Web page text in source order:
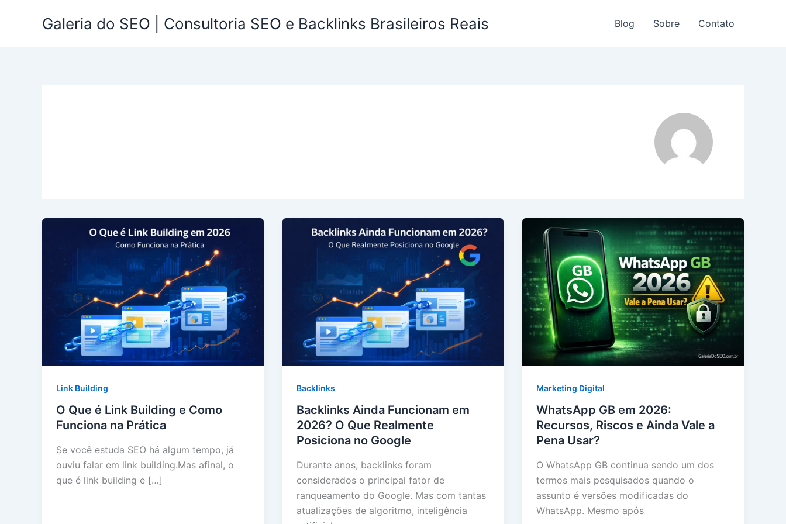
Galeria do SEO | Consultoria SEO e Backlinks Brasileiros Reais Blog Sobre Contato
Link Building
O Que é Link Building e Como
Funciona na Prática
Se você estuda SEO há algum tempo, já
ouviu falar em link building.Mas afinal, o
que é link building e […]
Backlinks
Backlinks Ainda Funcionam em
2026? O Que Realmente
Posiciona no Google
Durante anos, backlinks foram
considerados o principal fator de
ranqueamento do Google. Mas com tantas
atualizações de algoritmo, inteligência
Marketing Digital
WhatsApp GB em 2026:
Recursos, Riscos e Ainda Vale a
Pena Usar?
O WhatsApp GB continua sendo um dos
termos mais pesquisados quando o
assunto é versões modificadas do
WhatsApp. Mesmo após